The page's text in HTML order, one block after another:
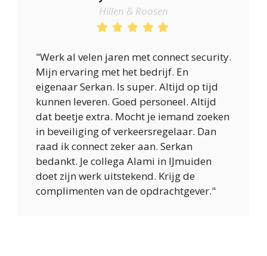
Hillen & Roosen
"Werk al velen jaren met connect security.
Mijn ervaring met het bedrijf. En
eigenaar Serkan. Is super. Altijd op tijd
kunnen leveren. Goed personeel. Altijd
dat beetje extra. Mocht je iemand zoeken
in beveiliging of verkeersregelaar. Dan
raad ik connect zeker aan. Serkan
bedankt. Je collega Alami in IJmuiden
doet zijn werk uitstekend. Krijg de
complimenten van de opdrachtgever."